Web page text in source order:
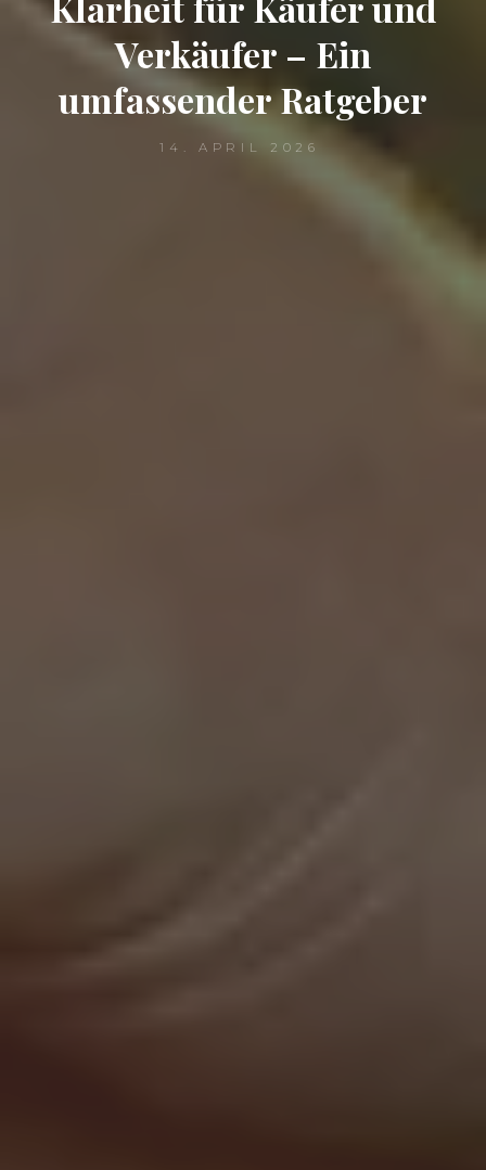
Verkäufer – Ein
umfassender Ratgeber
14. APRIL 2026